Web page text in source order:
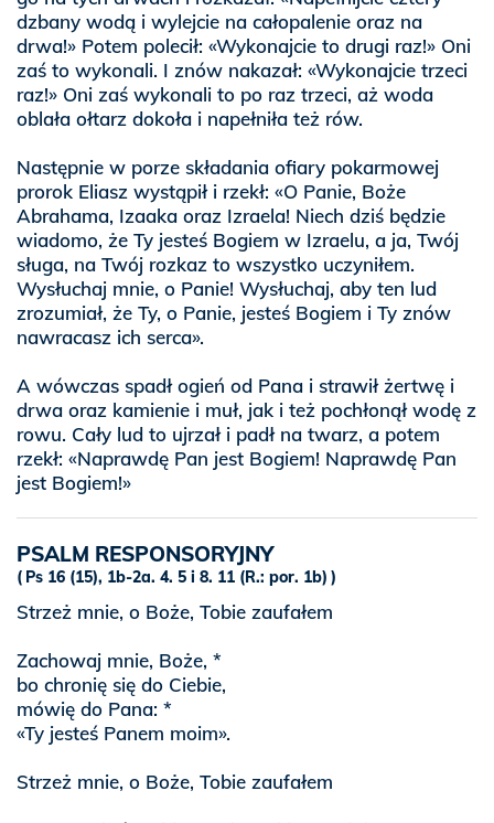
dzbany wodą i wylejcie na całopalenie oraz na
drwa!» Potem polecił: «Wykonajcie to drugi raz!» Oni
zaś to wykonali. I znów nakazał: «Wykonajcie trzeci
raz!» Oni zaś wykonali to po raz trzeci, aż woda
oblała ołtarz dokoła i napełniła też rów.
Następnie w porze składania ofiary pokarmowej
prorok Eliasz wystąpił i rzekł: «O Panie, Boże
Abrahama, Izaaka oraz Izraela! Niech dziś będzie
wiadomo, że Ty jesteś Bogiem w Izraelu, a ja, Twój
sługa, na Twój rozkaz to wszystko uczyniłem.
Wysłuchaj mnie, o Panie! Wysłuchaj, aby ten lud
zrozumiał, że Ty, o Panie, jesteś Bogiem i Ty znów
nawracasz ich serca».
A wówczas spadł ogień od Pana i strawił żertwę i
drwa oraz kamienie i muł, jak i też pochłonął wodę z
rowu. Cały lud to ujrzał i padł na twarz, a potem
rzekł: «Naprawdę Pan jest Bogiem! Naprawdę Pan
jest Bogiem!»
PSALM RESPONSORYJNY
Ps 16 (15), 1b-2a. 4. 5 i 8. 11 (R.: por. 1b)
Strzeż mnie, o Boże, Tobie zaufałem
Zachowaj mnie, Boże, *
bo chronię się do Ciebie,
mówię do Pana: *
«Ty jesteś Panem moim».
Strzeż mnie, o Boże, Tobie zaufałem